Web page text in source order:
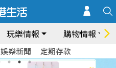
玩樂情報 購物情報
娛樂新聞 定期存款